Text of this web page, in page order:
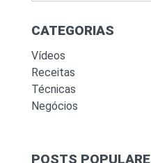
CATEGORIAS
Vídeos
Receitas
Técnicas
Negócios
POSTS